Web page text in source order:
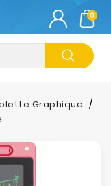
0
Graphique